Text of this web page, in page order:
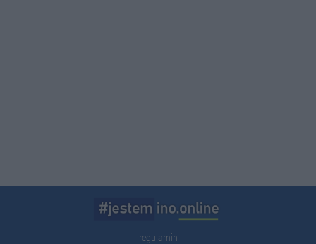
regulamin